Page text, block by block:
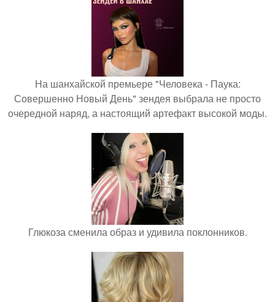
На шанхайской премьере "Человека - Паука:
Совершенно Новый День" зендея выбрала не просто
очередной наряд, а настоящий артефакт высокой моды.
Глюкоза сменила образ и удивила поклонников.